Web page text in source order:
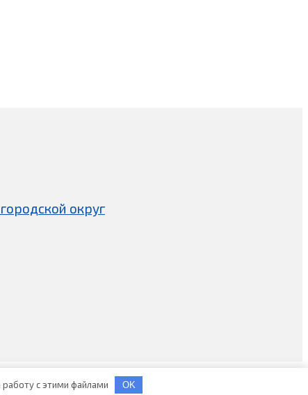
округ
работу с этими файлами OK